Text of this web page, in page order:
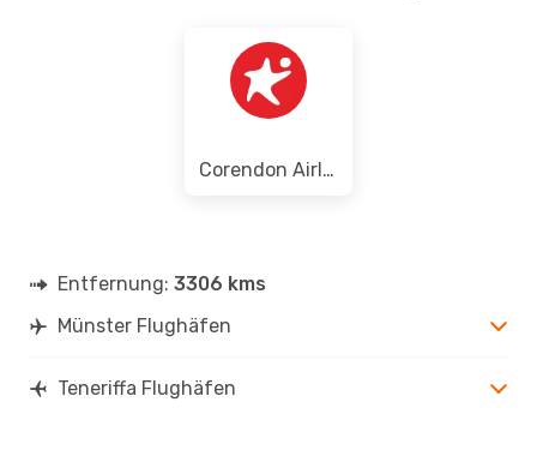
Corendon Airlines
Entfernung: 3306 kms
Münster Flughäfen
Teneriffa Flughäfen